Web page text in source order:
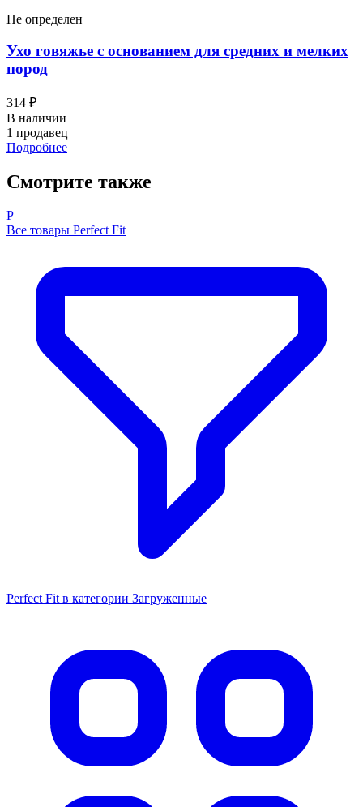
Не определен
Ухо говяжье с основанием для средних и мелких
пород
314 ₽
В наличии
1 продавец
Подробнее
Смотрите также
P
Все товары Perfect Fit
Perfect Fit в категории Загруженные